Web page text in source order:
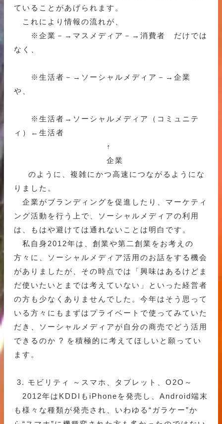
ていることがあげられます。
これにより情報の流れが、
※企業－→マスメディア－→消費者 だけでは
なく、
※生活者－→ソーシャルメディア－→企業
や、
※生活者→ソーシャルメディア（コミュニテ
ィ）←生活者
↑
企業
のように、複雑にかつ高速につながるようにな
りました。
企業がブランディングを促進したり、マーケティ
ング活動を行う上で、ソーシャルメディアの利用
は、もはや避けては通れないことは明白です。
私自身2012年は、創業や第二創業をお考えの
方々に、ソーシャルメディア活用のお話をする機会
がありましたが、その時点では「興味はあるけどま
だ使いたいとまでは考えていない」といった経営者
の方も少なくありませんでした。今年はそう思って
いる方々にもまずはプライベートで使ってみていた
だき、ソーシャルメディアが自分の商売でどう活用
できるのか ? を積極的に考えてほしいと願ってい
ます。
3. モビリティ ～スマホ、タブレット、O2O～
2012年はKDDIもiPhoneを発売し、Android端末
も様々な種類が発売され、いわゆる“ガラケー”か